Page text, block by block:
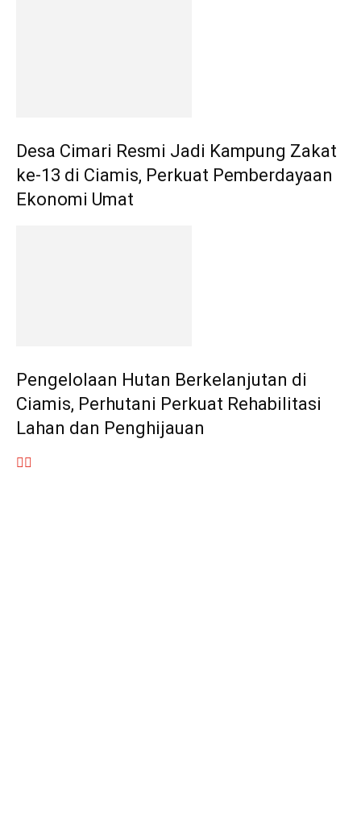
Desa Cimari Resmi Jadi Kampung Zakat
ke-13 di Ciamis, Perkuat Pemberdayaan
Ekonomi Umat
Pengelolaan Hutan Berkelanjutan di
Ciamis, Perhutani Perkuat Rehabilitasi
Lahan dan Penghijauan